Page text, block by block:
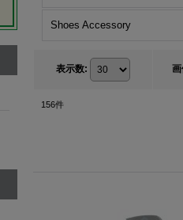
Shoes Accessory
表示数: 画
156件